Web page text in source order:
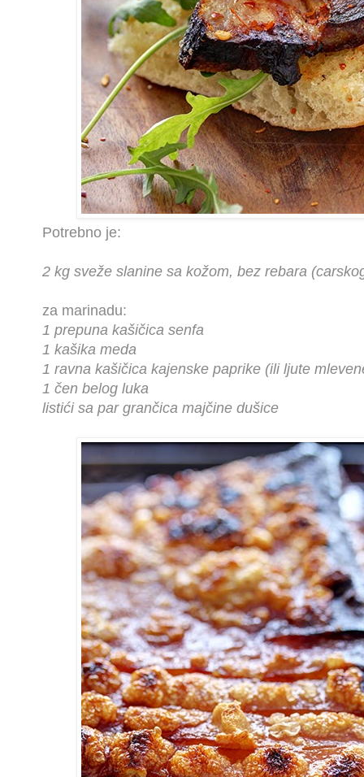
Potrebno je:
2 kg sveže slanine sa kožom, bez rebara
za marinadu:
1 prepuna kašičica senfa
1 kašika meda
1 ravna kašičica kajenske paprike (ili ljute
1 čen belog luka
listići sa par grančica majčine dušice